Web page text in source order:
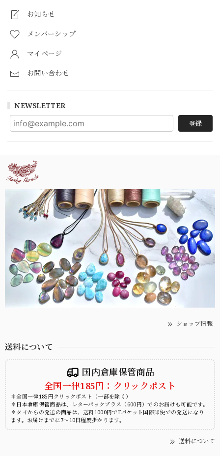
お知らせ
メンバーシップ
マイページ
お問い合わせ
NEWSLETTER
登録
ショップ情報
送料について
国内倉庫保管商品
全国一律185円：クリックポスト
＊全国一律185円クリックポスト（一部を除く）
＊日本倉庫保管商品は、レターパックプラス（600円）でのお届けも可能です。
＊タイからの発送の商品は、送料1000円でEパケット国際郵便での発送になり
ます。お届けまでに7～10日程度掛かります。
送料について